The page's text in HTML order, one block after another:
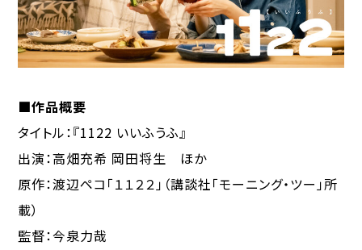
■作品概要
タイトル：『1122 いいふうふ』
出演：高畑充希 岡田将生 ほか
原作：渡辺ペコ「１１２２」（講談社「モーニング・ツー」所
載）
監督：今泉力哉